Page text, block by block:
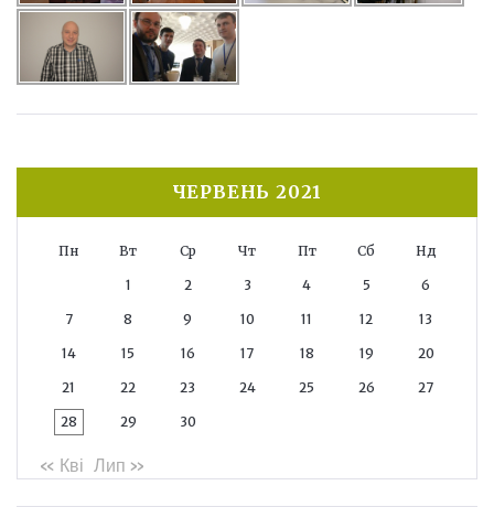
ЧЕРВЕНЬ 2021
Пн Вт Ср Чт Пт Сб Нд
1 2 3 4 5 6
7 8 9 10 11 12 13
14 15 16 17 18 19 20
21 22 23 24 25 26 27
28 29 30
« Кві Лип »